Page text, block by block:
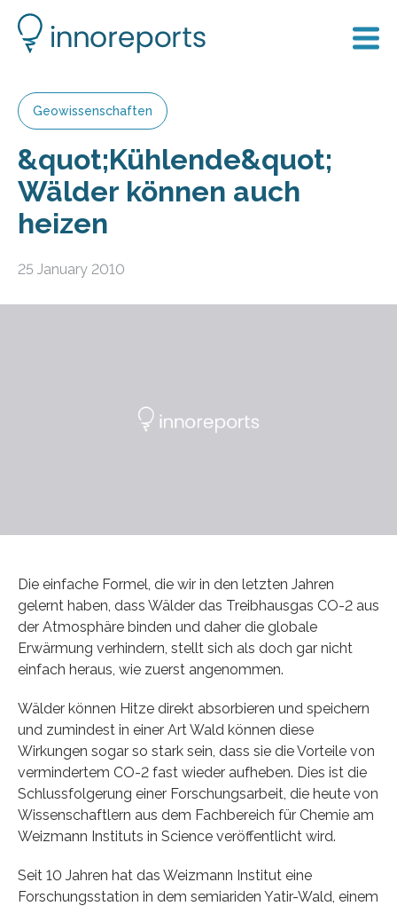
Geowissenschaften
&quot;Kühlende&quot;
Wälder können auch
heizen
25 January 2010
Die einfache Formel, die wir in den letzten Jahren
gelernt haben, dass Wälder das Treibhausgas CO-2 aus
der Atmosphäre binden und daher die globale
Erwärmung verhindern, stellt sich als doch gar nicht
einfach heraus, wie zuerst angenommen.
Wälder können Hitze direkt absorbieren und speichern
und zumindest in einer Art Wald können diese
Wirkungen sogar so stark sein, dass sie die Vorteile von
vermindertem CO-2 fast wieder aufheben. Dies ist die
Schlussfolgerung einer Forschungsarbeit, die heute von
Wissenschaftlern aus dem Fachbereich für Chemie am
Weizmann Instituts in Science veröffentlicht wird.
Seit 10 Jahren hat das Weizmann Institut eine
Forschungsstation in dem semiariden Yatir-Wald, einem